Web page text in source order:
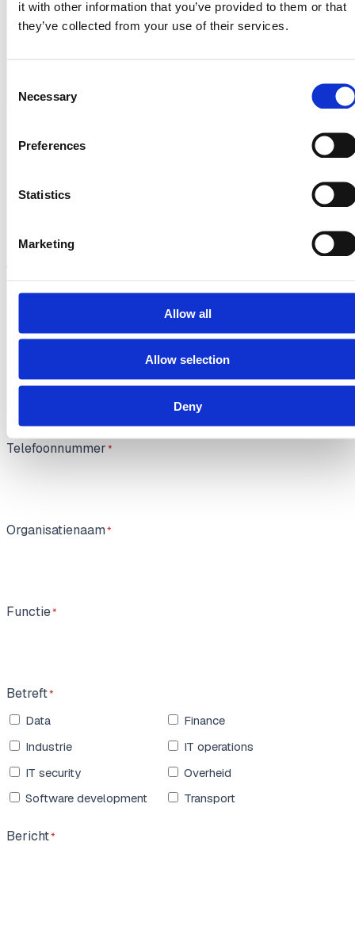
it with other information that you’ve provided to them or that
they’ve collected from your use of their services.
Selection
Necessary
Preferences
Statistics
Marketing
Allow all
Allow selection
Deny
Ontdek de partner
mogelijkheden
Laat je gegevens achter en we nemen zo snel mogelijk
contact met je op.
Telefoonnummer
Organisatienaam
Functie
Betreft
Data
Finance
Industrie
IT operations
IT security
Overheid
Software development
Transport
Bericht